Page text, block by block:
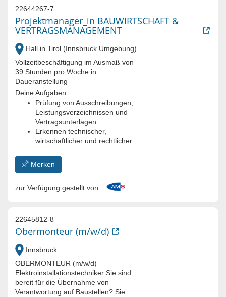
22644267-7
Projektmanager_in BAUWIRTSCHAFT &
VERTRAGSMANAGEMENT
Hall in Tirol (Innsbruck Umgebung)
Vollzeitbeschäftigung im Ausmaß von
39 Stunden pro Woche in
Daueranstellung
Deine Aufgaben
Prüfung von Ausschreibungen,
Leistungsverzeichnissen und
Vertragsunterlagen
Erkennen technischer,
wirtschaftlicher und rechtlicher ...
Merken
zur Verfügung gestellt von
22645812-8
Obermonteur (m/w/d)
Innsbruck
OBERMONTEUR (m/w/d)
Elektroinstallationstechniker Sie sind
bereit für die Übernahme von
Verantwortung auf Baustellen? Sie